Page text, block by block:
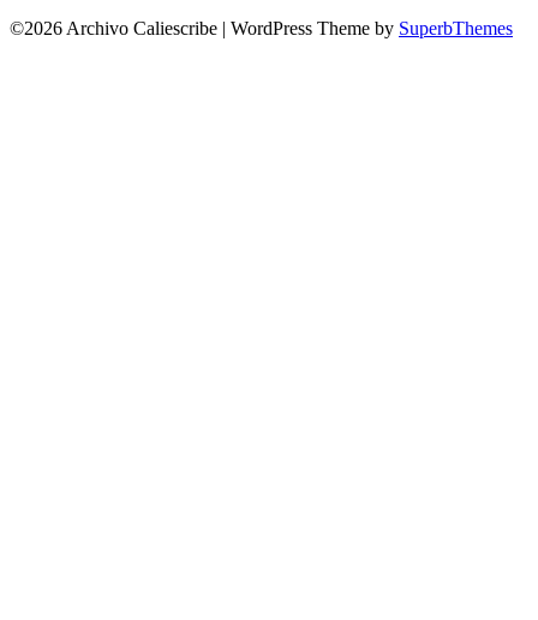
©2026 Archivo Caliescribe | WordPress Theme by SuperbThemes